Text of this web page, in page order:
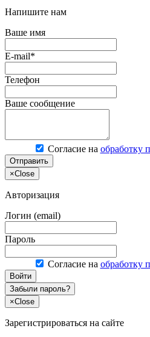
Напишите нам
Ваше имя
E-mail*
Телефон
Ваше сообщение
Согласие на обработку
Отправить
×Close
Авторизация
Логин (email)
Пароль
Согласие на обработку
Войти
Забыли пароль?
×Close
Зарегистрироваться на сайте